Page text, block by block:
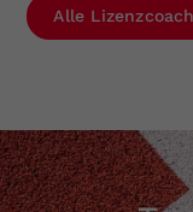
Alle
hat.